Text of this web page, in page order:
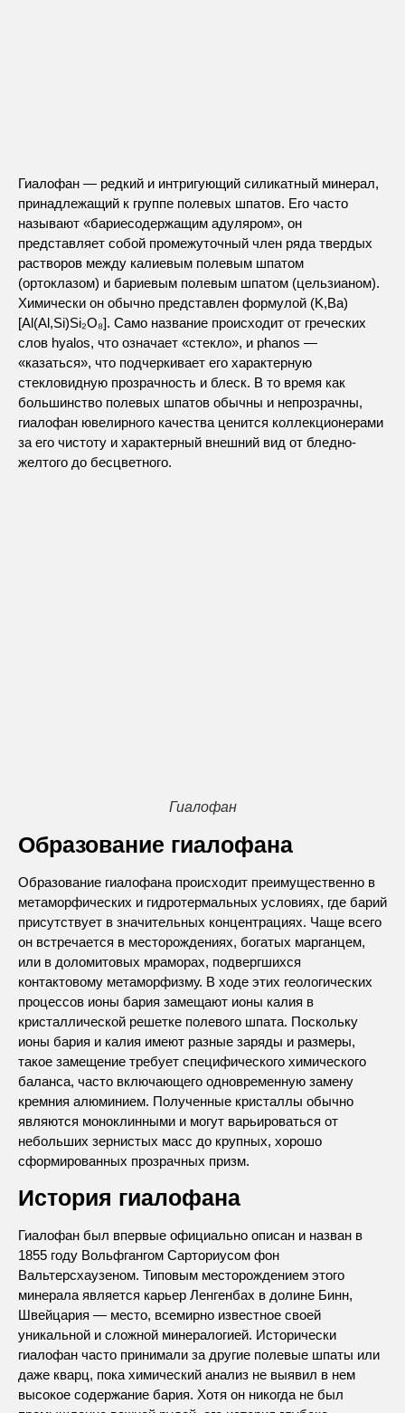
Гиалофан — редкий и интригующий силикатный минерал,
принадлежащий к группе полевых шпатов. Его часто
называют «бариесодержащим адуляром», он
представляет собой промежуточный член ряда твердых
растворов между калиевым полевым шпатом
(ортоклазом) и бариевым полевым шпатом (цельзианом).
Химически он обычно представлен формулой (K,Ba)
[Al(Al,Si)Si₂O₈]. Само название происходит от греческих
слов hyalos, что означает «стекло», и phanos —
«казаться», что подчеркивает его характерную
стекловидную прозрачность и блеск. В то время как
большинство полевых шпатов обычны и непрозрачны,
гиалофан ювелирного качества ценится коллекционерами
за его чистоту и характерный внешний вид от бледно-
желтого до бесцветного.
Гиалофан
Образование гиалофана
Образование гиалофана происходит преимущественно в
метаморфических и гидротермальных условиях, где барий
присутствует в значительных концентрациях. Чаще всего
он встречается в месторождениях, богатых марганцем,
или в доломитовых мраморах, подвергшихся
контактовому метаморфизму. В ходе этих геологических
процессов ионы бария замещают ионы калия в
кристаллической решетке полевого шпата. Поскольку
ионы бария и калия имеют разные заряды и размеры,
такое замещение требует специфического химического
баланса, часто включающего одновременную замену
кремния алюминием. Полученные кристаллы обычно
являются моноклинными и могут варьироваться от
небольших зернистых масс до крупных, хорошо
сформированных прозрачных призм.
История гиалофана
Гиалофан был впервые официально описан и назван в
1855 году Вольфгангом Сарториусом фон
Вальтерсхаузеном. Типовым месторождением этого
минерала является карьер Ленгенбах в долине Бинн,
Швейцария — место, всемирно известное своей
уникальной и сложной минералогией. Исторически
гиалофан часто принимали за другие полевые шпаты или
даже кварц, пока химический анализ не выявил в нем
высокое содержание бария. Хотя он никогда не был